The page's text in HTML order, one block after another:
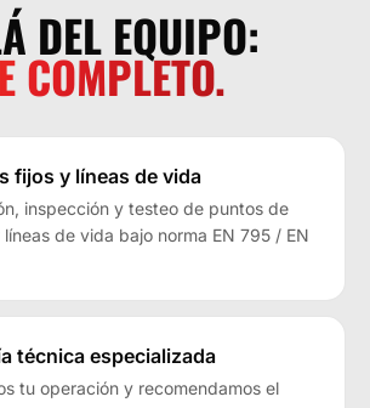
DEL EQUIPO:
COMPLETO.
fijos y líneas de vida
inspección y testeo de puntos de
de vida bajo norma EN 795 / EN
técnica especializada
tu operación y recomendamos el